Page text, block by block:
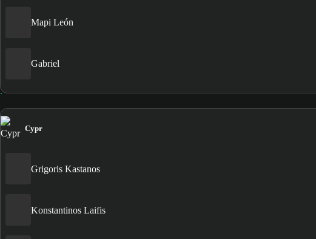
Mapi León
Gabriel
Cypr
Grigoris Kastanos
Konstantinos Laifis